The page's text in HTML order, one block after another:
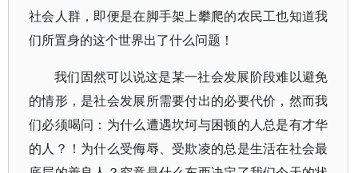
社会人群，即便是在脚手架上攀爬的农民工也知道我
们所置身的这个世界出了什么问题！
我们固然可以说这是某一社会发展阶段难以避免
的情形，是社会发展所需要付出的必要代价，然而我
们必须喝问：为什么遭遇坎坷与困顿的人总是有才华
的人？！为什么受侮辱、受欺凌的总是生活在社会最